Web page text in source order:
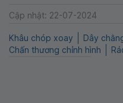
Cập nhật: 22-07-2024
Khâu chóp xoay
Dây
Chấn thương chỉnh hình